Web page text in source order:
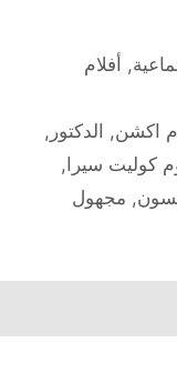
, أفلام
اكشن, الدكتور ,
كوليت سيرا,
, مجهول